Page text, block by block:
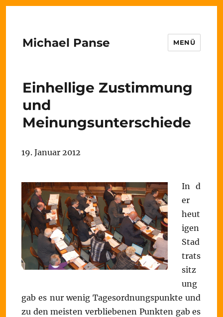
Michael Panse MENÜ
Einhellige Zustimmung
und
Meinungsunterschiede
19. Januar 2012
In d
er
heut
igen
Stad
trats
sitz
ung
gab es nur wenig Tagesordnungspunkte und
zu den meisten verbliebenen Punkten gab es